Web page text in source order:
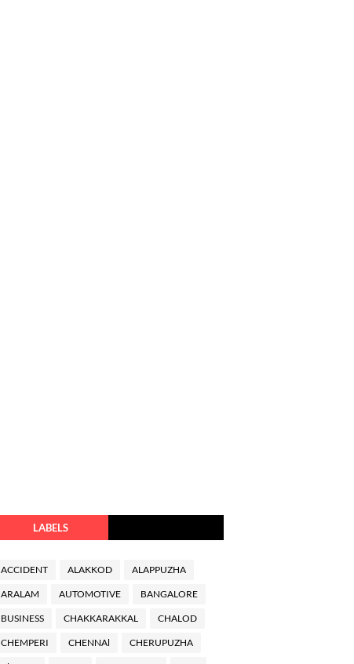
LABELS
ACCIDENT ALAKKOD ALAPPUZHA
ARALAM AUTOMOTIVE BANGALORE
BUSINESS CHAKKARAKKAL CHALOD
CHEMPERI CHENNAl CHERUPUZHA